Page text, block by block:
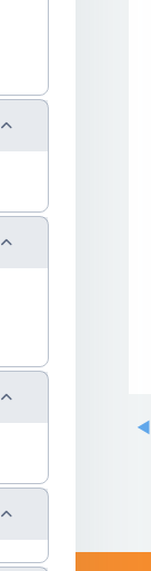
Colapsar
Colapsar
Colapsar
Colapsar
◀︎